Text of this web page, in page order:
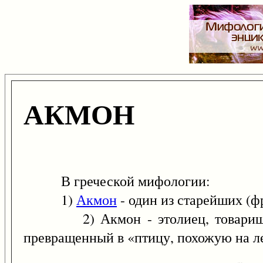
АКМОН
В греческой мифологии:
1) Акмон - один из старейших
2) Акмон - этолиец, товарищ
превращенный в «птицу, похожую на